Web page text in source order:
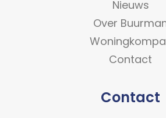
Nieuws
Over
Contact
Contact